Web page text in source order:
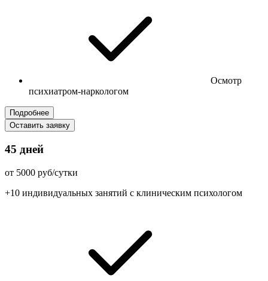
Осмотр
психиатром-наркологом
Подробнее
Оставить заявку
45 дней
от 5000 руб/сутки
+10 индивидуальных занятий с клиническим психологом